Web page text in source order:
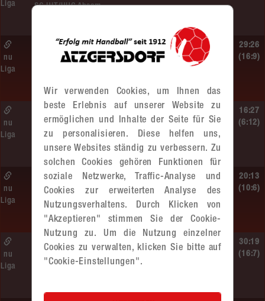
SG HIT/UHC Absam –
Liga
So. 14.06.2026 | 13:20 Uhr |
nu
Liga
29:26
(16:9)
MU13
MADx WAT Atzgersdorf –
roomz JAGS Devils
nu
Liga
16:27
(6:12)
So. 14.06.2026 | 10:30 Uhr |
ÖMS WU12 HF
SC HIT/UHC Absam –
MADx WAT Atzgersdorf
nu
Liga
20:13
(10:6)
Sa. 13.06.2026 | 19:05 Uhr |
nu
Liga
30:19
(16:7)
Wir verwenden Cookies, um Ihnen das
beste Erlebnis auf unserer Website zu
ermöglichen und Inhalte der Seite für Sie
zu personalisieren. Diese helfen uns,
unsere Websites ständig zu verbessern. Zu
solchen Cookies gehören Funktionen für
soziale Netzwerke, Traffic-Analyse und
Cookies zur erweiterten Analyse des
Nutzungsverhaltens. Durch Klicken von
"Akzeptieren" stimmen Sie der Cookie-
Nutzung zu. Um die Nutzung einzelner
Cookies zu verwalten, klicken Sie bitte auf
"Cookie-Einstellungen".